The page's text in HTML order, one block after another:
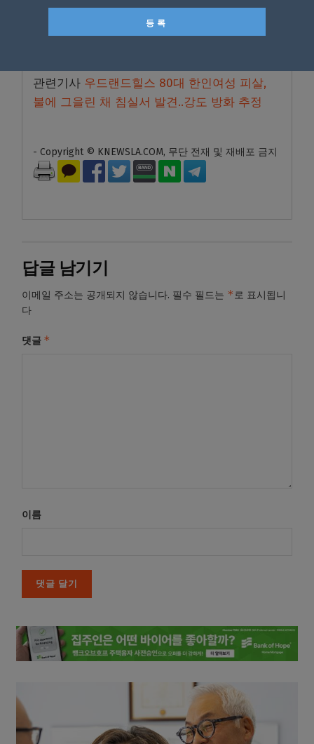
관련기사 우드랜드힐스 80대 한인여성 피살,
불에 그을린 채 침실서 발견..강도 방화 추정
- Copyright © KNEWSLA.COM, 무단 전재 및 재배포 금지
답글 남기기
이메일 주소는 공개되지 않습니다. 필수 필드는 *로 표시됩니
다
댓글 *
이름